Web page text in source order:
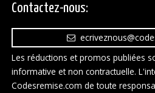
Contactez-nous:
Les réductions et promos publiées
informative et non contractuelle.
Codesremise.com de toute